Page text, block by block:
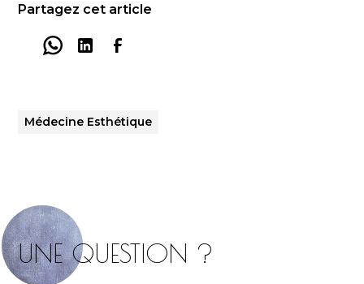
Partagez cet article
Médecine Esthétique
UNE QUESTION ?